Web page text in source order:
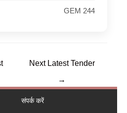
GEM 244
Next Latest Tender
→
संपर्क करें